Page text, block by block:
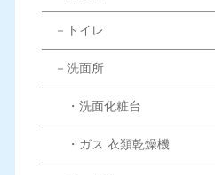
－トイレ
－洗面所
・洗面化粧台
・ガス 衣類乾燥機